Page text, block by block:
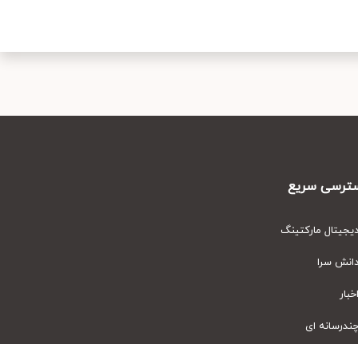
سریع
مارکتینگ
سرا
ای